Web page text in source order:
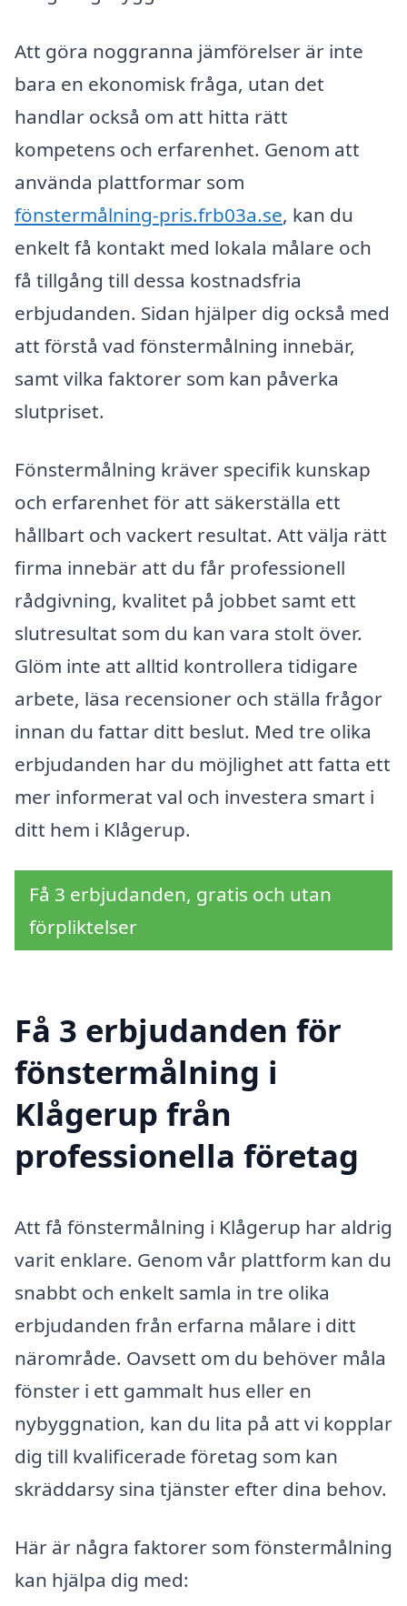
Att göra noggranna jämförelser är inte
bara en ekonomisk fråga, utan det
handlar också om att hitta rätt
kompetens och erfarenhet. Genom att
använda plattformar som
fönstermålning-pris.frb03a.se, kan du
enkelt få kontakt med lokala målare och
få tillgång till dessa kostnadsfria
erbjudanden. Sidan hjälper dig också med
att förstå vad fönstermålning innebär,
samt vilka faktorer som kan påverka
slutpriset.
Fönstermålning kräver specifik kunskap
och erfarenhet för att säkerställa ett
hållbart och vackert resultat. Att välja rätt
firma innebär att du får professionell
rådgivning, kvalitet på jobbet samt ett
slutresultat som du kan vara stolt över.
Glöm inte att alltid kontrollera tidigare
arbete, läsa recensioner och ställa frågor
innan du fattar ditt beslut. Med tre olika
erbjudanden har du möjlighet att fatta ett
mer informerat val och investera smart i
ditt hem i Klågerup.
Få 3 erbjudanden, gratis och utan
förpliktelser
Få 3 erbjudanden för
fönstermålning i
Klågerup från
professionella företag
Att få fönstermålning i Klågerup har aldrig
varit enklare. Genom vår plattform kan du
snabbt och enkelt samla in tre olika
erbjudanden från erfarna målare i ditt
närområde. Oavsett om du behöver måla
fönster i ett gammalt hus eller en
nybyggnation, kan du lita på att vi kopplar
dig till kvalificerade företag som kan
skräddarsy sina tjänster efter dina behov.
Här är några faktorer som fönstermålning
kan hjälpa dig med: